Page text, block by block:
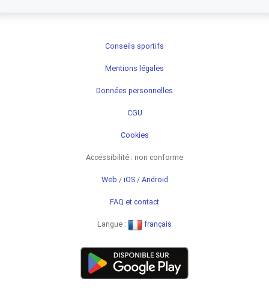
Conseils sportifs
Mentions légales
Données personnelles
CGU
Cookies
Accessibilité : non conforme
Web / iOS/ Android
FAQ et contact
Langue : français